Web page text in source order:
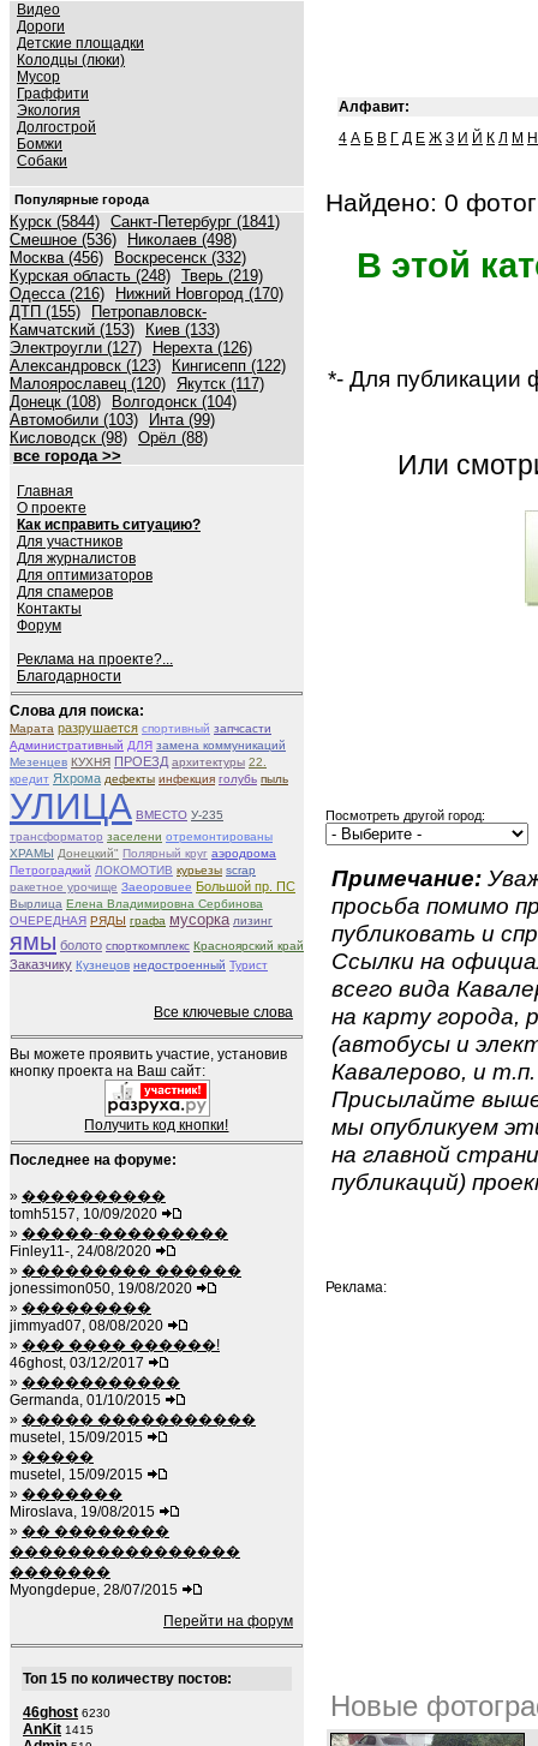
Видео
Дороги
Детские площадки
Колодцы (люки)
Мусор
Граффити
Экология
Долгострой
Бомжи
Собаки
Популярные города
Курск (5844) Санкт-Петербург (1841)
Смешное (536)
Николаев (498)
Москва (456)
Воскресенск (332)
Курская область (248) Тверь (219)
Одесса (216)
Нижний Новгород (170)
ДТП (155)
Петропавловск-
Камчатский (153)
Киев (133)
Электроугли (127)
Нерехта (126)
Александровск (123)
Кингисепп (122)
Малоярославец (120) Якутск (117)
Донецк (108)
Волгодонск (104)
Автомобили (103)
Инта (99)
Кисловодск (98) Орёл (88)
все города >>
Главная
О проекте
Как исправить ситуацию?
Для участников
Для журналистов
Для оптимизаторов
Для спамеров
Контакты
Форум
Реклама на проекте?...
Благодарности
Слова для поиска:
Марата разрушается спортивный запчсасти
Административный ДЛЯ замена коммуникаций
Мезенцев КУХНЯ ПРОЕЗД архитектуры 22.
кредит Яхрома дефекты инфекция голубь пыль
УЛИЦА ВМЕСТО У-235
трансформатор заселени отремонтированы
ХРАМЫ Донецкий" Полярный круг аэродрома
Петроградкий ЛОКОМОТИВ курьезы scrap
ракетное урочище Зaeоровueе Большой пр. ПС
Вырлица Елена Владимировна Сербинова
ОЧЕРЕДНАЯ РЯДЫ графа мусорка лизинг
ямы болото спорткомплекс Красноярский край
Заказчику Кузнецов недостроенный Турист
Все ключевые слова
Вы можете проявить участие, установив
кнопку проекта на Ваш сайт:
Получить код кнопки!
Последнее на форуме:
» ����������
tomh5157, 10/09/2020
» �����-���������
Finley11-, 24/08/2020
» ��������� ������
jonessimon050, 19/08/2020
» ���������
jimmyad07, 08/08/2020
» ��� ���� ������!
46ghost, 03/12/2017
» �����������
Germanda, 01/10/2015
» ����� �����������
musetel, 15/09/2015
» �����
musetel, 15/09/2015
» �������
Miroslava, 19/08/2015
» �� ��������
����������������
�������
Myongdepue, 28/07/2015
Перейти на форум
Топ 15 по количеству постов:
46ghost 6230
AnKit 1415
Алфавит:
4 А Б В Г Д Е Ж З И Й К Л М Н
Найдено: 0
В этой
*- Для публикации
Или
Посмотреть другой город:
Примечание:
просьба помимо
публиковать и
Ссылки на
всего вида
на карту города,
(автобусы и
Кавалерово, и т.п.
Присылайте
мы опубликуем
на главной
публикаций)
Реклама:
Новые